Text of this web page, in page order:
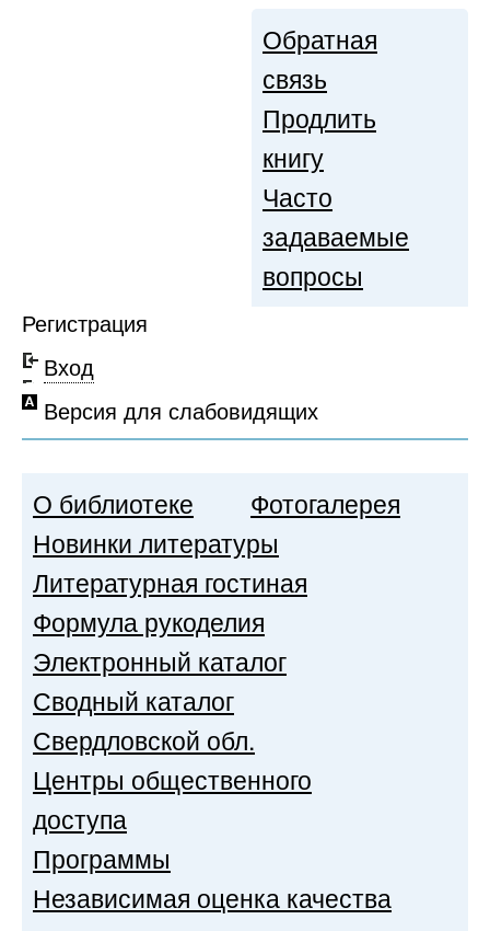
Обратная
связь
Продлить
книгу
Часто
задаваемые
вопросы
Регистрация
Вход
Версия для слабовидящих
О библиотеке
Фотогалерея
Новинки литературы
Литературная гостиная
Формула рукоделия
Электронный каталог
Сводный каталог
Свердловской обл.
Центры общественного
доступа
Программы
Независимая оценка качества